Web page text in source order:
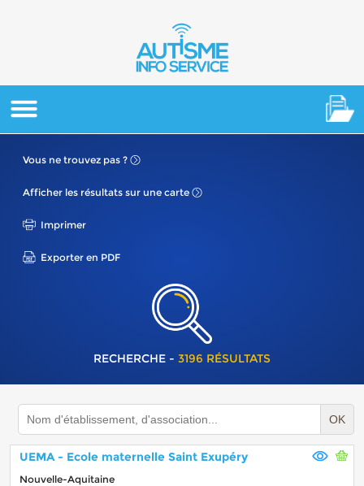
Vous ne trouvez pas ?
Afficher les résultats sur une carte
Imprimer
Exporter en PDF
RECHERCHE - 3196 RÉSULTATS
OK
UEMA - Ecole maternelle Saint Exupéry
Nouvelle-Aquitaine